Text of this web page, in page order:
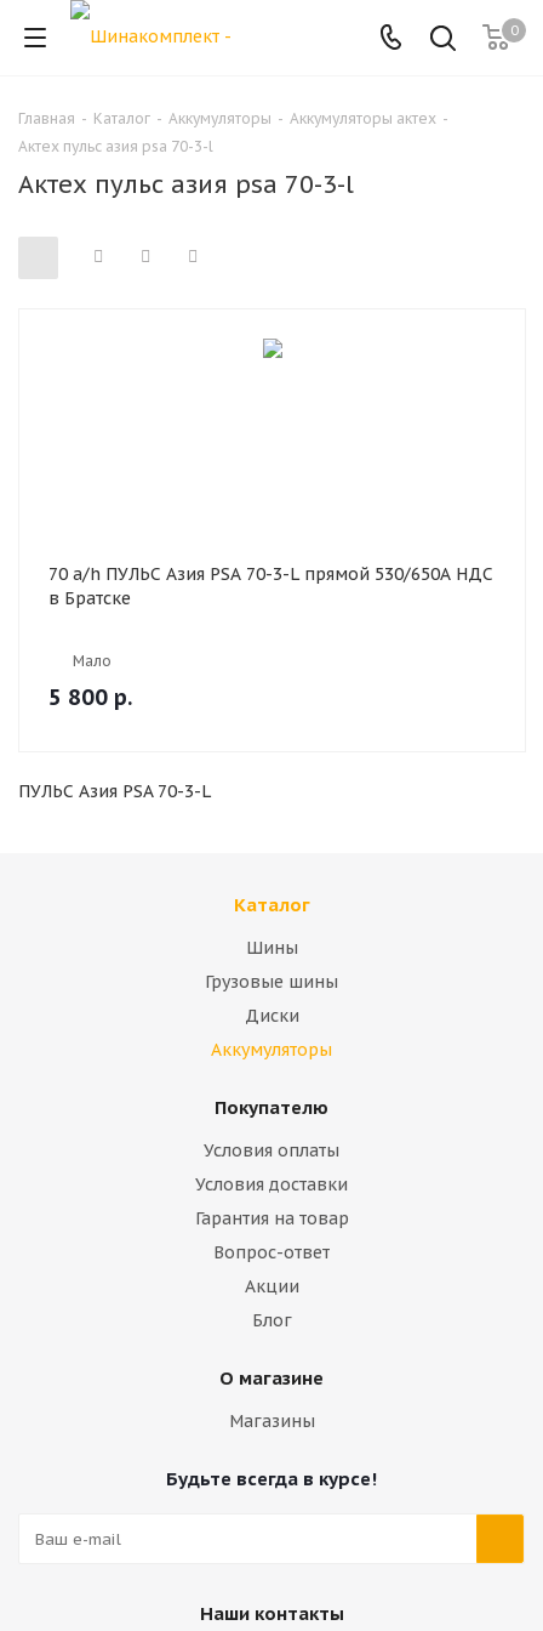
0
Главная - Каталог - Аккумуляторы - Аккумуляторы актех -
Актех пульс азия psa 70-3-l
Актех пульс азия psa 70-3-l
70 a/h ПУЛЬС Азия PSA 70-3-L прямой 530/650А НДС
в Братске
Мало
5 800 р.
ПУЛЬС Азия PSA 70-3-L
Каталог
Шины
Грузовые шины
Диски
Аккумуляторы
Покупателю
Условия оплаты
Условия доставки
Гарантия на товар
Вопрос-ответ
Акции
Блог
О магазине
Магазины
Будьте всегда в курсе!
Наши контакты